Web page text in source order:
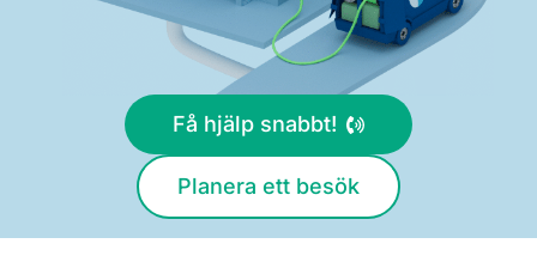
Få hjälp snabbt!
Planera ett besök